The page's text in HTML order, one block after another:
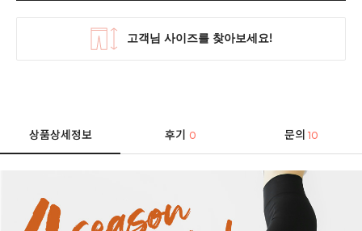
상품상세정보 후기0 문의 10